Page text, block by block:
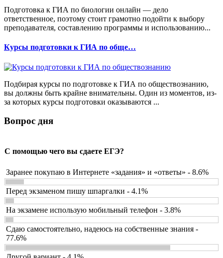
Подготовка к ГИА по биологии онлайн — дело
ответственное, поэтому стоит грамотно подойти к выбору
преподавателя, составлению программы и использованию...
Курсы подготовки к ГИА по обще…
Подбирая курсы по подготовке к ГИА по обществознанию,
вы должны быть крайне внимательны. Один из моментов, из-
за которых курсы подготовки оказываются ...
Вопрос дня
С помощью чего вы сдаете ЕГЭ?
Заранее покупаю в Интернете «задания» и «ответы» - 8.6%
Перед экзаменом пишу шпаргалки - 4.1%
На экзамене использую мобильный телефон - 3.8%
Сдаю самостоятельно, надеюсь на собственные знания -
77.6%